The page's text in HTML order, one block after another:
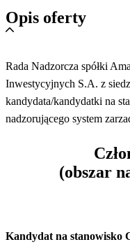
Opis oferty
Rada Nadzorcza spółki
Inwestycyjnych S.A. z
kandydata/kandydatki na
nadzorującego system
(obszar
Kandydat na stanowisko